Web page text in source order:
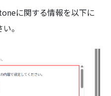
に関する情報を以下に
。